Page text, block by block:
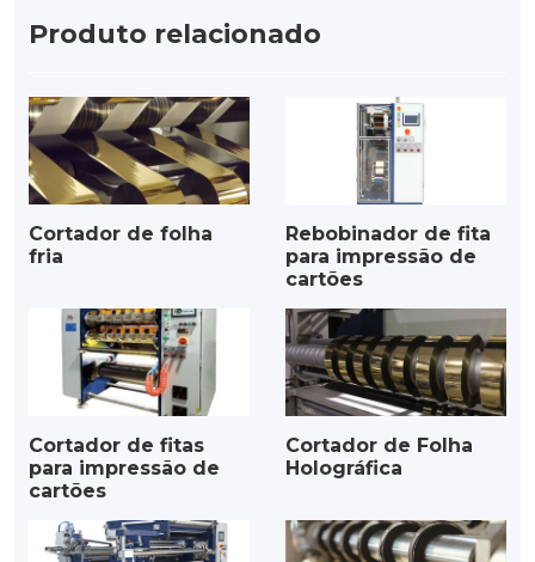
Produto relacionado
Cortador de folha
fria
Rebobinador de fita
para impressão de
cartões
Cortador de fitas
para impressão de
cartões
Cortador de Folha
Holográfica